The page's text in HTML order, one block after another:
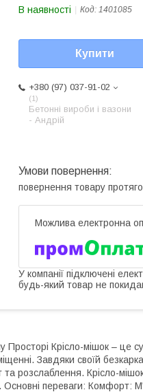
В наявності Код: 1401085
Купити
+380 (97) 037-91-02
1
Бетонні вироби і вазони
- Андрій
повернення товару
У компанії підключені
будь-який товар не
Просторі Крісло-мішок – це
Завдяки своїй
розслаблення. Крісло-
Основні переваги: Комфорт: